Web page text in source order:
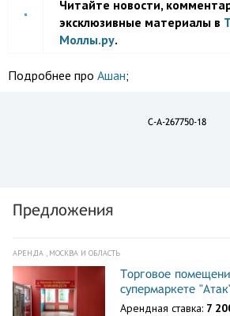
Читайте новости,
эксклюзивные материалы в
Моллы.ру.
Подробнее про Ашан;
C-A-267750-18
Предложения
АРЕНДА , МОСКВА И ОБЛАСТЬ
Торговое
супермаркете
Арендная ставка: 7